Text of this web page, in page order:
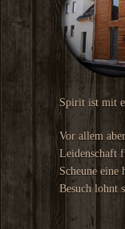
Spirit ist mit
Vor allem
Leidenschaft
Scheune eine
Besuch lohnt